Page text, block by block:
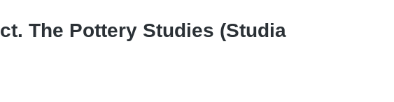
The Pottery Studies (Studia